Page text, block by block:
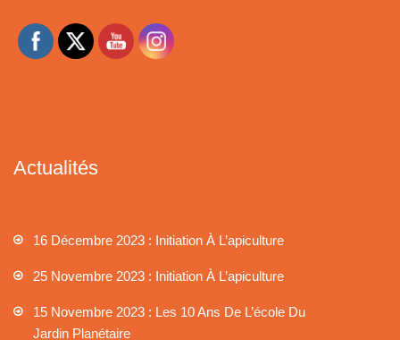
Actualités
16 Décembre 2023 : Initiation À L’apiculture
25 Novembre 2023 : Initiation À L’apiculture
15 Novembre 2023 : Les 10 Ans De L’école Du
Jardin Planétaire